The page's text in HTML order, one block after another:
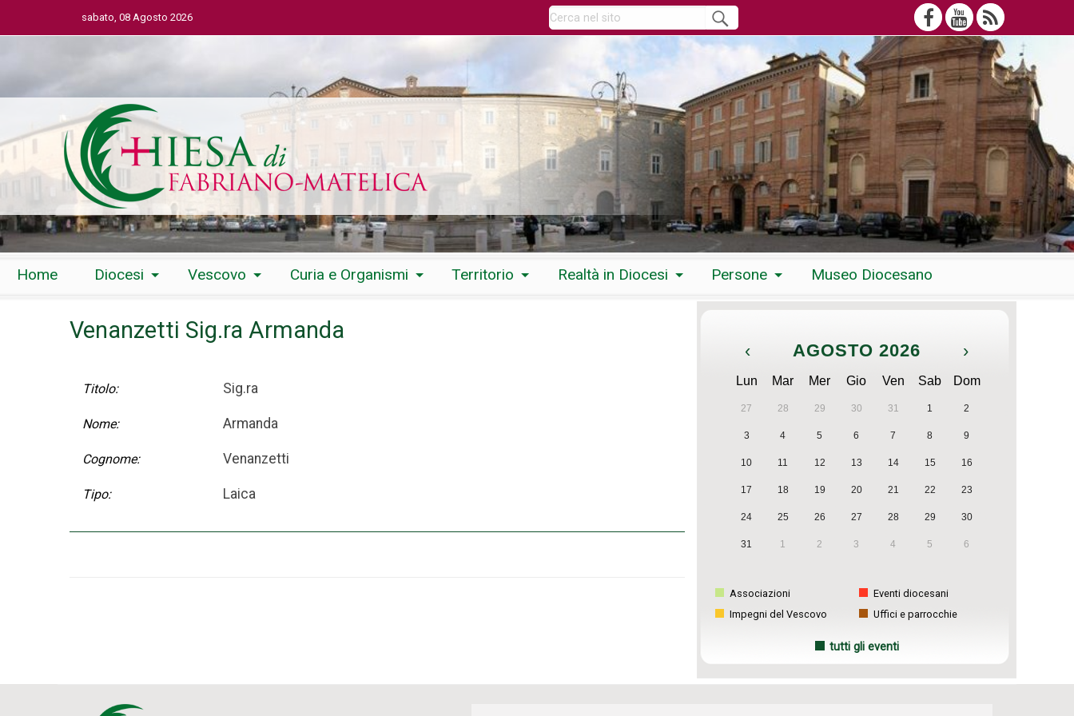
sabato, 08 Agosto 2026
Home Diocesi Vescovo Curia e Organismi Territorio Realtà in Diocesi Persone Museo Diocesano
Venanzetti Sig.ra Armanda
Titolo: Sig.ra
Nome: Armanda
Cognome: Venanzetti
Tipo: Laica
‹ AGOSTO 2026 ›
Lun Mar Mer Gio Ven Sab Dom
27 28 29 30 31 1 2
3 4 5 6 7 8 9
10 11 12 13 14 15 16
17 18 19 20 21 22 23
24 25 26 27 28 29 30
31 1 2 3 4 5 6
Associazioni
Eventi diocesani
Impegni del Vescovo
Uffici e parrocchie
tutti gli eventi